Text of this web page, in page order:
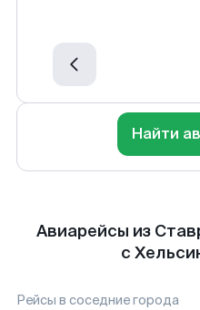
Найти
Авиарейсы из
с
Рейсы в соседние города